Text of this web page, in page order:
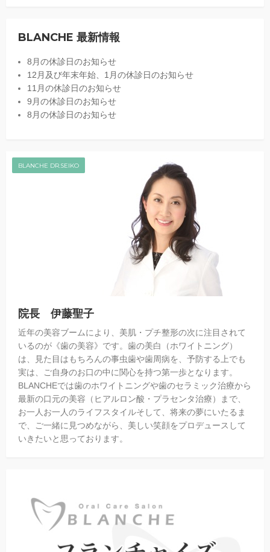
BLANCHE 最新情報
8月の休診日のお知らせ
12月及び年末年始、1月の休診日のお知らせ
11月の休診日のお知らせ
9月の休診日のお知らせ
8月の休診日のお知らせ
BLANCHE DR.SEIKO
院長 伊藤聖子
近年の美容ブームにより、美肌・プチ整形の次に注目されて
いるのが《歯の美容》です。歯の美白（ホワイトニング）
は、見た目はもちろんの事虫歯や歯周病を、予防する上でも
実は、ご自身のお口の中に関心を持つ第一歩となります。
BLANCHEでは歯のホワイトニングや歯のセラミック治療から
最新の口元の美容（ヒアルロン酸・プラセンタ治療）まで、
お一人お一人のライフスタイルそして、将来の夢にいたるま
で、ご一緒に見つめながら、美しい笑顔をプロデュースして
いきたいと思っております。